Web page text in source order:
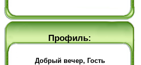
Профиль:
Добрый вечер, Гость